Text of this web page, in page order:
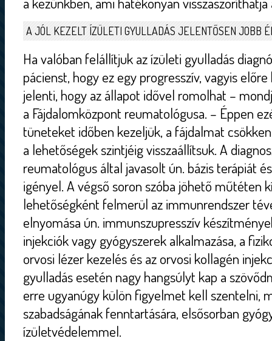
A JÓL KEZELT ÍZÜLETI GYULLADÁS JELENTŐSEN JOBB
Ha valóban felállítjuk az ízületi gyulladás
pácienst, hogy ez egy progresszív, vagyis
jelenti, hogy az állapot idővel romolhat –
a Fájdalomközpont reumatológusa. – Éppen
tüneteket időben kezeljük, a fájdalmat
a lehetőségek szintjéig visszaállítsuk. A
reumatológus által javasolt ún. bázis terápiát
igényel. A végső soron szóba jöhető műtéten
lehetőségként felmerül az immunrendszer
elnyomása ún. immunszupresszív
injekciók vagy gyógyszerek alkalmazása, a
orvosi lézer kezelés és az orvosi kollagén
gyulladás esetén nagy hangsúlyt kap a
erre ugyanúgy külön figyelmet kell szentelni,
szabadságának fenntartására, elsősorban
ízületvédelemmel.